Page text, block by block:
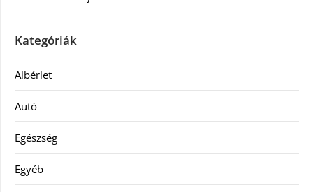
Kategóriák
Albérlet
Autó
Egészség
Egyéb